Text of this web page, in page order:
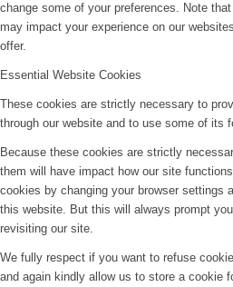
change some of your preferences. Note
may impact your experience on our
offer.
Essential Website Cookies
These cookies are strictly necessary to
through our website and to use some of its
Because these cookies are strictly
them will have impact how our site
cookies by changing your browser settings
this website. But this will always prompt
revisiting our site.
We fully respect if you want to refuse
and again kindly allow us to store a cookie